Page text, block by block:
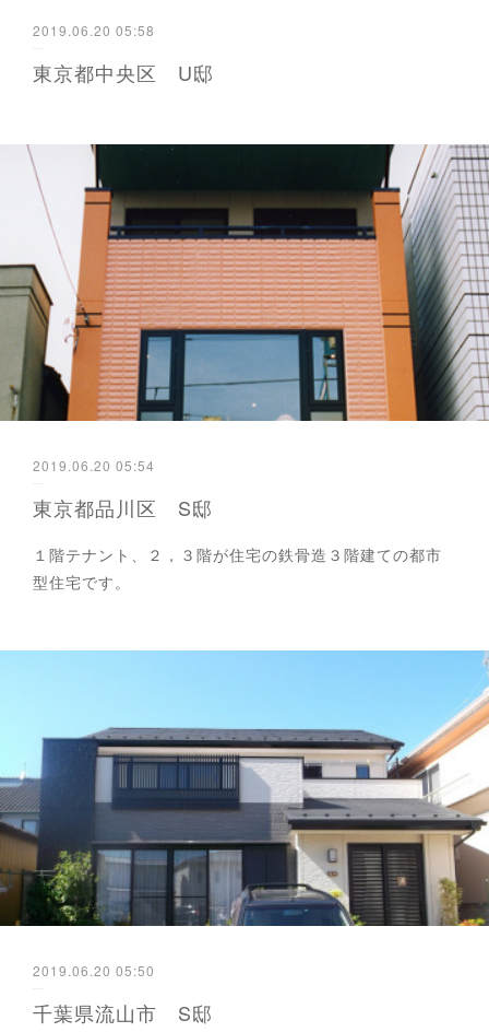
2019.06.20 05:58
東京都中央区 U邸
2019.06.20 05:54
東京都品川区 S邸
１階テナント、２，３階が住宅の鉄骨造３階建ての都市
型住宅です。
2019.06.20 05:50
千葉県流山市 S邸